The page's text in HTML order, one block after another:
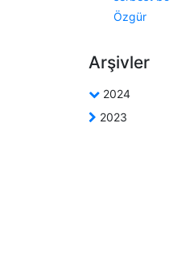
Özgür
Arşivler
2024
2023